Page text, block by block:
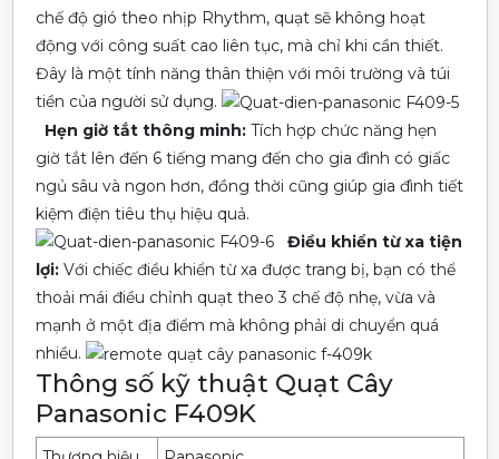
chế độ gió theo nhịp Rhythm, quạt sẽ không hoạt
động với công suất cao liên tục, mà chỉ khi cần thiết.
Đây là một tính năng thân thiện với môi trường và túi
tiền của người sử dụng.
Hẹn giờ tắt thông minh:Tích hợp chức năng hẹn
giờ tắt lên đến 6 tiếng mang đến cho gia đình có giấc
ngủ sâu và ngon hơn, đồng thời cũng giúp gia đình tiết
kiệm điện tiêu thụ hiệu quả.
Điều khiển từ xa tiện
lợi:Với chiếc điều khiển từ xa được trang bị, bạn có thể
thoải mái điều chỉnh quạt theo 3 chế độ nhẹ, vừa và
mạnh ở một địa điểm mà không phải di chuyển quá
nhiều.
Thông số kỹ thuật Quạt Cây
Panasonic F409K